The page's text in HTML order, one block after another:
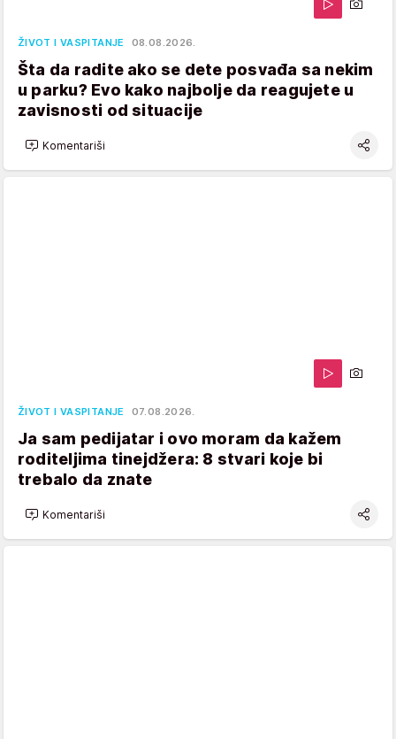
ŽIVOT I VASPITANJE 08.08.2026.
Šta da radite ako se dete posvađa sa nekim
u parku? Evo kako najbolje da reagujete u
zavisnosti od situacije
Komentariši
ŽIVOT I VASPITANJE 07.08.2026.
Ja sam pedijatar i ovo moram da kažem
roditeljima tinejdžera: 8 stvari koje bi
trebalo da znate
Komentariši